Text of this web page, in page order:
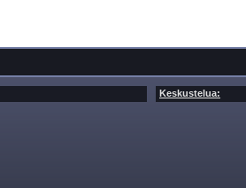
Keskustelua: